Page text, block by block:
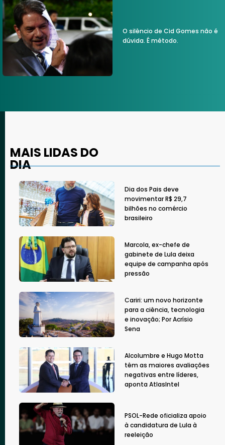
O silêncio de Cid Gomes não é
dúvida. É método.
MAIS LIDAS DO
DIA
Dia dos Pais deve
movimentar R$ 29,7
bilhões no comércio
brasileiro
Marcola, ex-chefe de
gabinete de Lula deixa
equipe de campanha após
pressão
Cariri: um novo horizonte
para a ciência, tecnologia
e inovação; Por Acrísio
Sena
Alcolumbre e Hugo Motta
têm as maiores avaliações
negativas entre líderes,
aponta AtlasIntel
PSOL-Rede oficializa apoio
à candidatura de Lula à
reeleição